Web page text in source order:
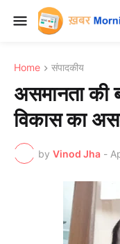
Home संपादकीय
असमानता की
विकास का
by Vinod Jha -